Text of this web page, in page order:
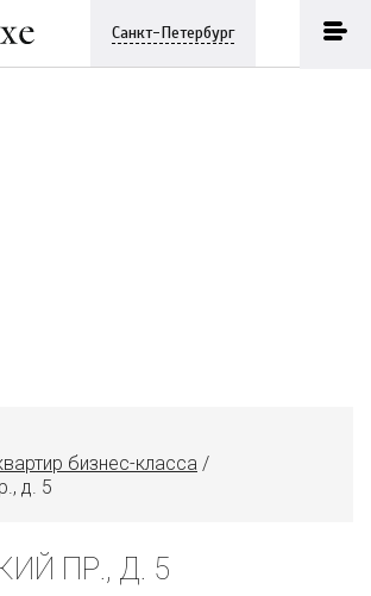
Санкт-Петербург
бизнес-класса /
д. 5
ПР., Д. 5